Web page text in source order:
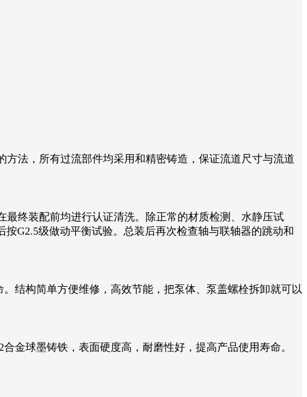
法，所有过流部件均采用和精密铸造，保证流道尺寸与流道
终装配前均进行认证清洗。除正常的材质检测、水静压试
G2.5级做动平衡试验。总装后再次检查轴与联轴器的跳动和
结构简单方便维修，高效节能，把泵体、泵盖螺栓拆卸就可以
金球墨铸铁，表面硬度高，耐磨性好，提高产品使用寿命。